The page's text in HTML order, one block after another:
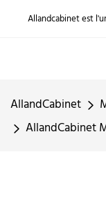
Allandcabinet est
AllandCabinet
AllandCabinet